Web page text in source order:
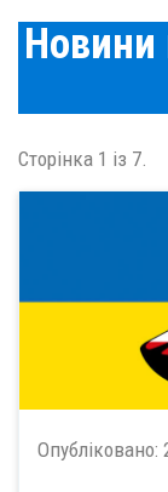
Новини
Сторінка 1 із 7.
Опубліковано: